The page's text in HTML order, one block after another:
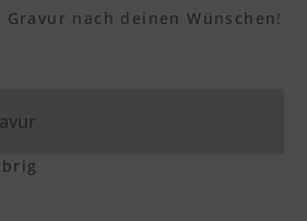
nach deinen Wünschen!